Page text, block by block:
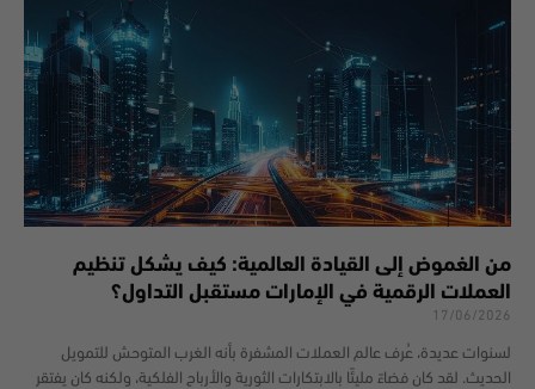
من الغموض إلى القيادة العالمية: كيف يشكل تنظيم
العملات الرقمية في الإمارات مستقبل التداول؟
17/06/2026
لسنوات عديدة، عُرف عالم العملات المشفرة بأنه الغرب المتوحش للتمويل
الحديث. لقد كان فضاءً مليئًا بالابتكارات الثورية والأرباح الفلكية، ولكنه كان يفتقر